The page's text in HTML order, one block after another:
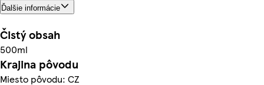
Ďalšie informácie
Čistý obsah
500ml
Krajina pôvodu
Miesto pôvodu: CZ